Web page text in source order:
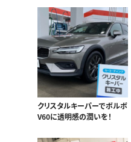
クリスタルキーパーでボルボ
V60に透明感の潤いを！